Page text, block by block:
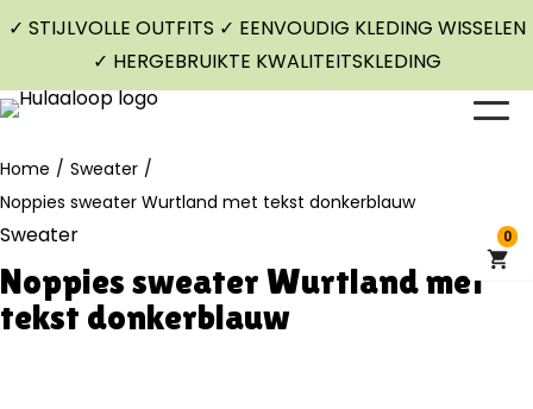
✓ STIJLVOLLE OUTFITS ✓ EENVOUDIG KLEDING WISSELEN
✓ HERGEBRUIKTE KWALITEITSKLEDING
Home / Sweater /
Noppies sweater Wurtland met tekst donkerblauw
Sweater
Noppies sweater Wurtland met
tekst donkerblauw
0